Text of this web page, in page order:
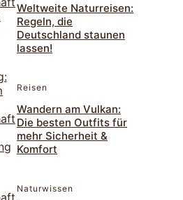
Weltweite Naturreisen:
Regeln, die
Deutschland staunen
lassen!
Reisen
Wandern am Vulkan:
Die besten Outfits für
mehr Sicherheit &
Komfort
Naturwissen